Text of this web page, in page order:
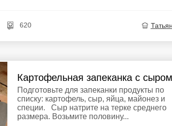
620
Картофельная запеканка с сыром
Подготовьте для запеканки продукты по
списку: картофель, сыр, яйца, майонез и
специи. Сыр натрите на терке среднего
размера. Возьмите половину...